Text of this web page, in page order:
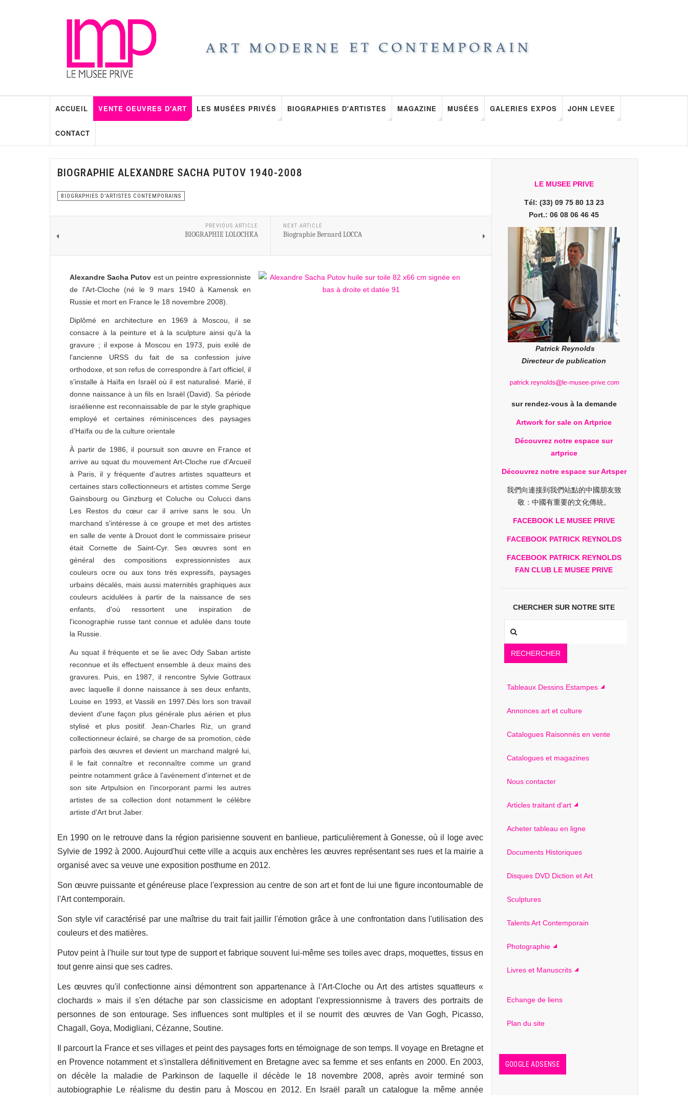
ACCUEIL VENTE OEUVRES D'ART LES MUSÉES PRIVÉS BIOGRAPHIES D'ARTISTES MAGAZINE MUSÉES GALERIES EXPOS JOHN LEVEE
CONTACT
BIOGRAPHIE ALEXANDRE SACHA PUTOV 1940-2008
BIOGRAPHIES D'ARTISTES CONTEMPORAINS
PREVIOUS ARTICLE
BIOGRAPHIE LOLOCHKA
NEXT ARTICLE
Biographie Bernard LOCCA
Alexandre Sacha Putov est un peintre expressionniste
de l'Art-Cloche (né le 9 mars 1940 à Kamensk en
Russie et mort en France le 18 novembre 2008).
Diplômé en architecture en 1969 à Moscou, il se
consacre à la peinture et à la sculpture ainsi qu'à la
gravure ; il expose à Moscou en 1973, puis exilé de
l'ancienne URSS du fait de sa confession juive
orthodoxe, et son refus de correspondre à l'art officiel, il
s'installe à Haïfa en Israël où il est naturalisé. Marié, il
donne naissance à un fils en Israël (David). Sa période
israélienne est reconnaissable de par le style graphique
employé et certaines réminiscences des paysages
d’Haïfa ou de la culture orientale
À partir de 1986, il poursuit son œuvre en France et
arrive au squat du mouvement Art-Cloche rue d'Arcueil
à Paris, il y fréquente d'autres artistes squatteurs et
certaines stars collectionneurs et artistes comme Serge
Gainsbourg ou Ginzburg et Coluche ou Colucci dans
Les Restos du cœur car il arrive sans le sou. Un
marchand s'intéresse à ce groupe et met des artistes
en salle de vente à Drouot dont le commissaire priseur
était Cornette de Saint-Cyr. Ses œuvres sont en
général des compositions expressionnistes aux
couleurs ocre ou aux tons très expressifs, paysages
urbains décalés, mais aussi maternités graphiques aux
couleurs acidulées à partir de la naissance de ses
enfants, d'où ressortent une inspiration de
l'iconographie russe tant connue et adulée dans toute
la Russie.
Au squat il fréquente et se lie avec Ody Saban artiste
reconnue et ils effectuent ensemble à deux mains des
gravures. Puis, en 1987, il rencontre Sylvie Gottraux
avec laquelle il donne naissance à ses deux enfants,
Louise en 1993, et Vassili en 1997.Dès lors son travail
devient d'une façon plus générale plus aérien et plus
stylisé et plus positif. Jean-Charles Riz, un grand
collectionneur éclairé, se charge de sa promotion, cède
parfois des œuvres et devient un marchand malgré lui,
il le fait connaître et reconnaître comme un grand
peintre notamment grâce à l'avènement d'internet et de
son site Artpulsion en l'incorporant parmi les autres
artistes de sa collection dont notamment le célèbre
artiste d'Art brut Jaber.
En 1990 on le retrouve dans la région parisienne souvent en banlieue, particulièrement à Gonesse, où il loge avec
Sylvie de 1992 à 2000. Aujourd'hui cette ville a acquis aux enchères les œuvres représentant ses rues et la mairie a
organisé avec sa veuve une exposition posthume en 2012.
Son œuvre puissante et généreuse place l'expression au centre de son art et font de lui une figure incontournable de
l'Art contemporain.
Son style vif caractérisé par une maîtrise du trait fait jaillir l'émotion grâce à une confrontation dans l'utilisation des
couleurs et des matières.
Putov peint à l'huile sur tout type de support et fabrique souvent lui-même ses toiles avec draps, moquettes, tissus en
tout genre ainsi que ses cadres.
Les œuvres qu'il confectionne ainsi démontrent son appartenance à l'Art-Cloche ou Art des artistes squatteurs «
clochards » mais il s'en détache par son classicisme en adoptant l'expressionnisme à travers des portraits de
personnes de son entourage. Ses influences sont multiples et il se nourrit des œuvres de Van Gogh, Picasso,
Chagall, Goya, Modigliani, Cézanne, Soutine.
Il parcourt la France et ses villages et peint des paysages forts en témoignage de son temps. Il voyage en Bretagne et
en Provence notamment et s'installera définitivement en Bretagne avec sa femme et ses enfants en 2000. En 2003,
on décèle la maladie de Parkinson de laquelle il décède le 18 novembre 2008, après avoir terminé son
autobiographie Le réalisme du destin paru à Moscou en 2012. En Israël paraît un catalogue la même année
LE MUSEE PRIVE
Tél: (33) 09 75 80 13 23
Port.: 06 08 06 46 45
Patrick Reynolds
Directeur de publication
sur rendez-vous à la demande
Artwork for sale on Artprice
Découvrez notre espace sur
artprice
Découvrez notre espace sur Artsper
我們向連接到我們站點的中國朋友致
敬：中國有重要的文化傳統。
FACEBOOK LE MUSEE PRIVE
FACEBOOK PATRICK REYNOLDS
FACEBOOK PATRICK REYNOLDS
FAN CLUB LE MUSEE PRIVE
CHERCHER SUR NOTRE SITE
RECHERCHER
Tableaux Dessins Estampes
Annonces art et culture
Catalogues Raisonnés en vente
Catalogues et magazines
Nous contacter
Articles traitant d'art
Acheter tableau en ligne
Documents Historiques
Disques DVD Diction et Art
Sculptures
Talents Art Contemporain
Photographie
Livres et Manuscrits
Echange de liens
Plan du site
GOOGLE ADSENSE